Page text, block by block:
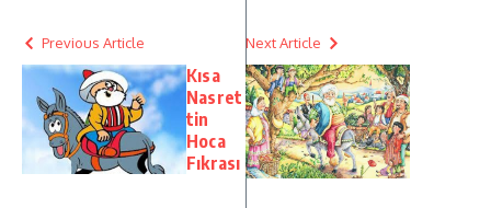
Previous Article
Kısa
Nasret
tin
Hoca
Fıkrası
Next Article